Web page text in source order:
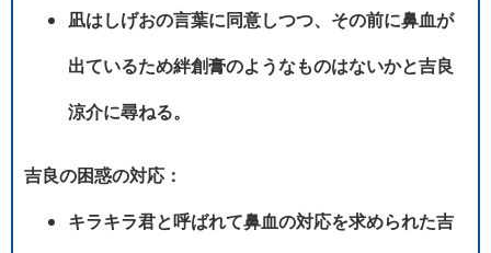
凪はしげおの言葉に同意しつつ、その前に鼻血が
出ているため絆創膏のようなものはないかと吉良
涼介に尋ねる。
吉良の困惑の対応：
キラキラ君と呼ばれて鼻血の対応を求められた吉